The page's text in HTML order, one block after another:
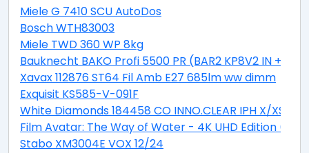
Miele G 7410 SCU AutoDos
Bosch WTH83003
Miele TWD 360 WP 8kg
Bauknecht BAKO Profi 5500 PR (BAR2 KP8V2 IN +
Xavax 112876 ST64 Fil Amb E27 685lm ww dimm
Exquisit KS585-V-091F
White Diamonds 184458 CO INNO.CLEAR IPH X/XS
Film Avatar: The Way of Water - 4K UHD Edition
Stabo XM3004E VOX 12/24